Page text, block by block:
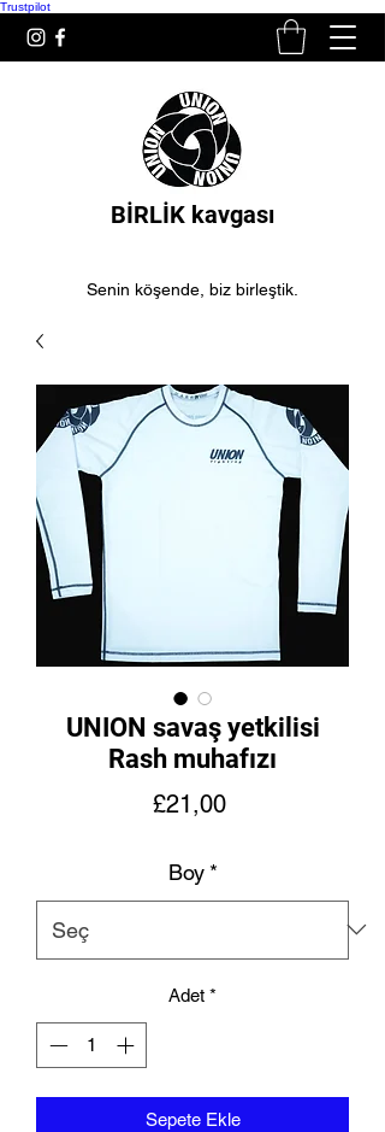
Trustpilot
BİRLİK kavgası
Senin köşende, biz birleştik.
UNION savaş yetkilisi
Rash muhafızı
£21,00Fiyat
Boy *
Adet *
Sepete Ekle